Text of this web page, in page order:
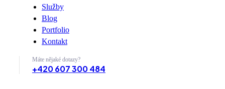
Služby
Blog
Portfolio
Kontakt
Máte nějaké dotazy?
+420 607 300 484